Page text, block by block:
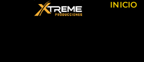
INICIO